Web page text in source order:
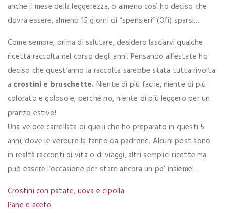
anche il mese della leggerezza, o almeno così ho deciso che
dovrà essere, almeno 15 giorni di “spensieri” (Ofi) sparsi…
Come sempre, prima di salutare, desidero lasciarvi qualche
ricetta raccolta nel corso degli anni. Pensando all’estate ho
deciso che quest’anno la raccolta sarebbe stata tutta rivolta
a crostini e bruschette. Niente di più facile, niente di più
colorato e goloso e, perché no, niente di più leggero per un
pranzo estivo!
Una veloce carrellata di quelli che ho preparato in questi 5
anni, dove le verdure la fanno da padrone. Alcuni post sono
in realtà racconti di vita o di viaggi, altri semplici ricette ma
può essere l’occasione per stare ancora un po’ insieme…
Crostini con patate, uova e cipolla
Pane e aceto